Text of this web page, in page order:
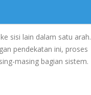
ke sisi lain dalam satu arah.
pendekatan ini, proses
masing bagian sistem.